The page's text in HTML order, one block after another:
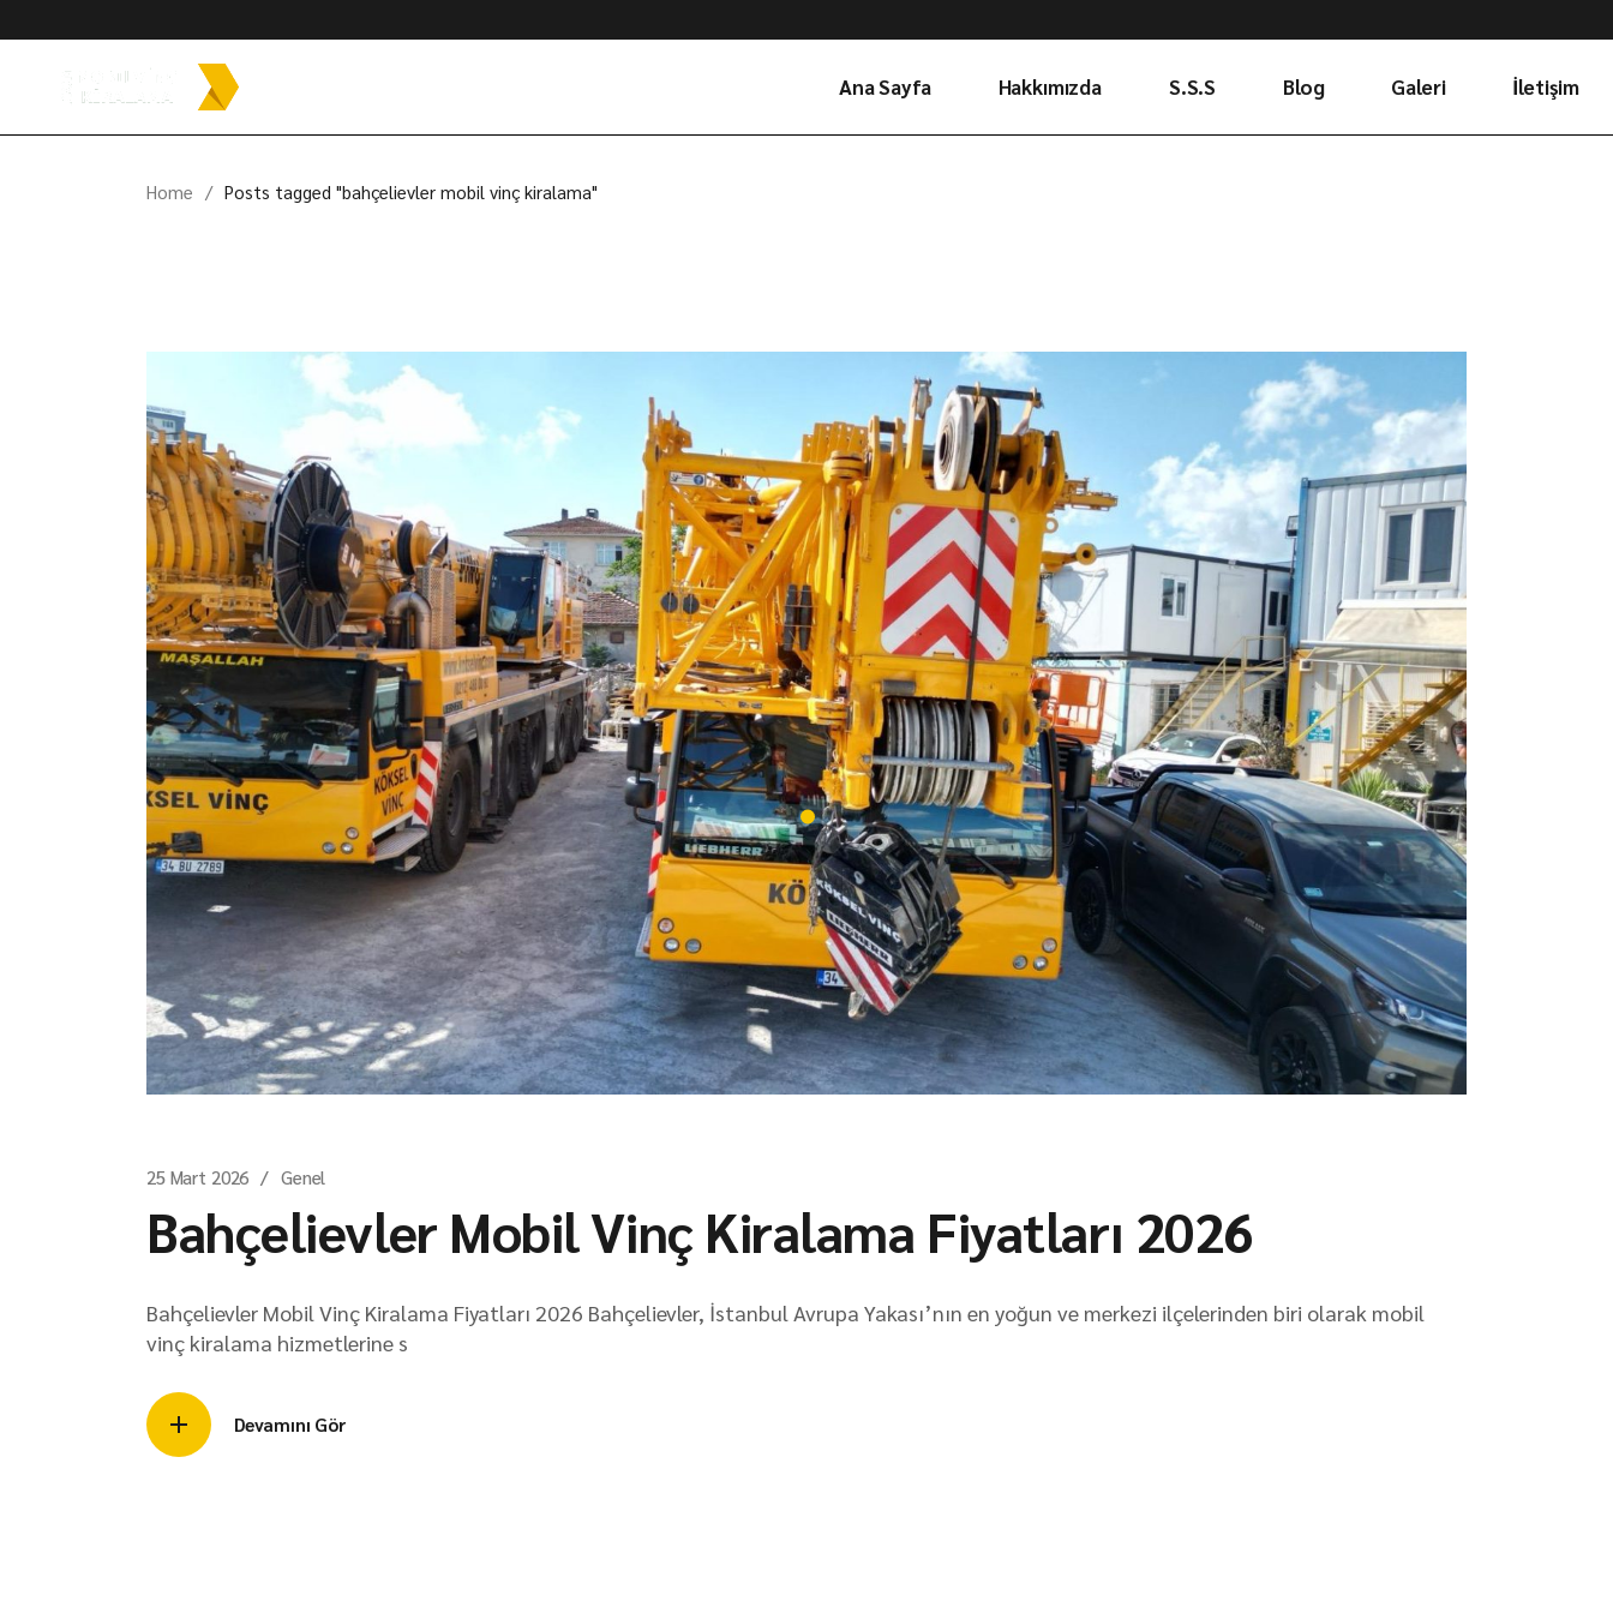
Ana Sayfa Hakkımızda S.S.S Blog Galeri İletişim
Home Posts tagged "bahçelievler mobil vinç kiralama"
25 Mart 2026 Genel
Bahçelievler Mobil Vinç Kiralama Fiyatları 2026
Bahçelievler Mobil Vinç Kiralama Fiyatları 2026 Bahçelievler, İstanbul Avrupa Yakası’nın en yoğun ve merkezi ilçelerinden biri olarak mobil
vinç kiralama hizmetlerine s
Devamını Gör